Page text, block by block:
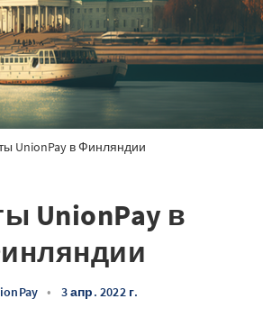
UnionPay в Финляндии
UnionPay в
• 3 апр. 2022 г.